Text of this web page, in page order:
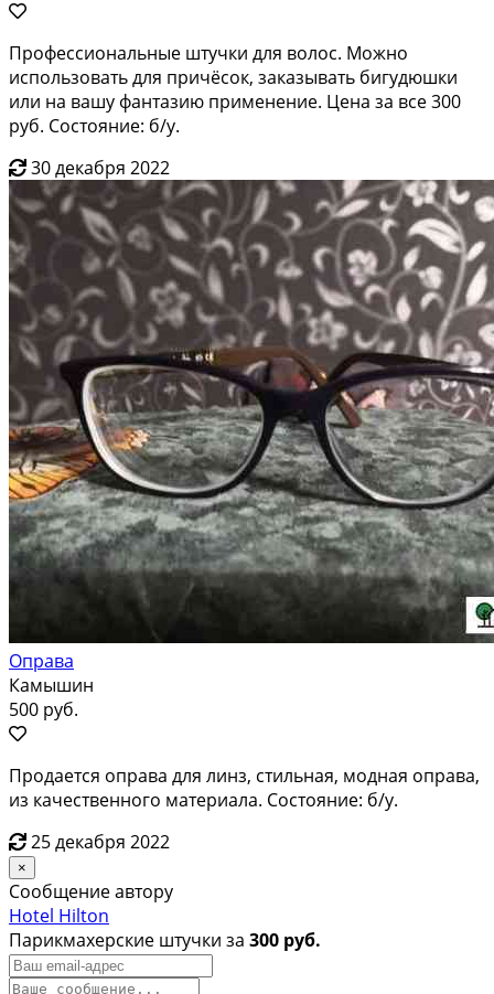
Профессиональные штучки для волос. Можно
использовать для причёсок, заказывать бигудюшки
или на вашу фантазию применение. Цена за все 300
руб. Состояние: б/у.
30 декабря 2022
Оправа
Камышин
500 руб.
Продается оправа для линз, стильная, модная оправа,
из качественного материала. Состояние: б/у.
25 декабря 2022
×
Сообщение автору
Hotel Hilton
Парикмахерские штучки за 300 руб.